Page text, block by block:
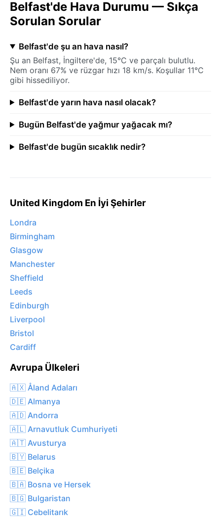
Belfast'de Hava Durumu — Sıkça
Sorulan Sorular
Belfast'de şu an hava nasıl?
Şu an Belfast, İngiltere'de, 15°C ve parçalı bulutlu.
Nem oranı 67% ve rüzgar hızı 18 km/s. Koşullar 11°C
gibi hissediliyor.
Belfast'de yarın hava nasıl olacak?
Bugün Belfast'de yağmur yağacak mı?
Belfast'de bugün sıcaklık nedir?
United Kingdom En İyi Şehirler
Londra
Birmingham
Glasgow
Manchester
Sheffield
Leeds
Edinburgh
Liverpool
Bristol
Cardiff
Avrupa Ülkeleri
🇦🇽 Åland Adaları
🇩🇪 Almanya
🇦🇩 Andorra
🇦🇱 Arnavutluk Cumhuriyeti
🇦🇹 Avusturya
🇧🇾 Belarus
🇧🇪 Belçika
🇧🇦 Bosna ve Hersek
🇧🇬 Bulgaristan
🇬🇮 Cebelitarık